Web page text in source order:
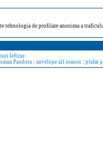
tehnologia de profilare anonima a
Ieftine
Pandora : anvelope all season : plafar